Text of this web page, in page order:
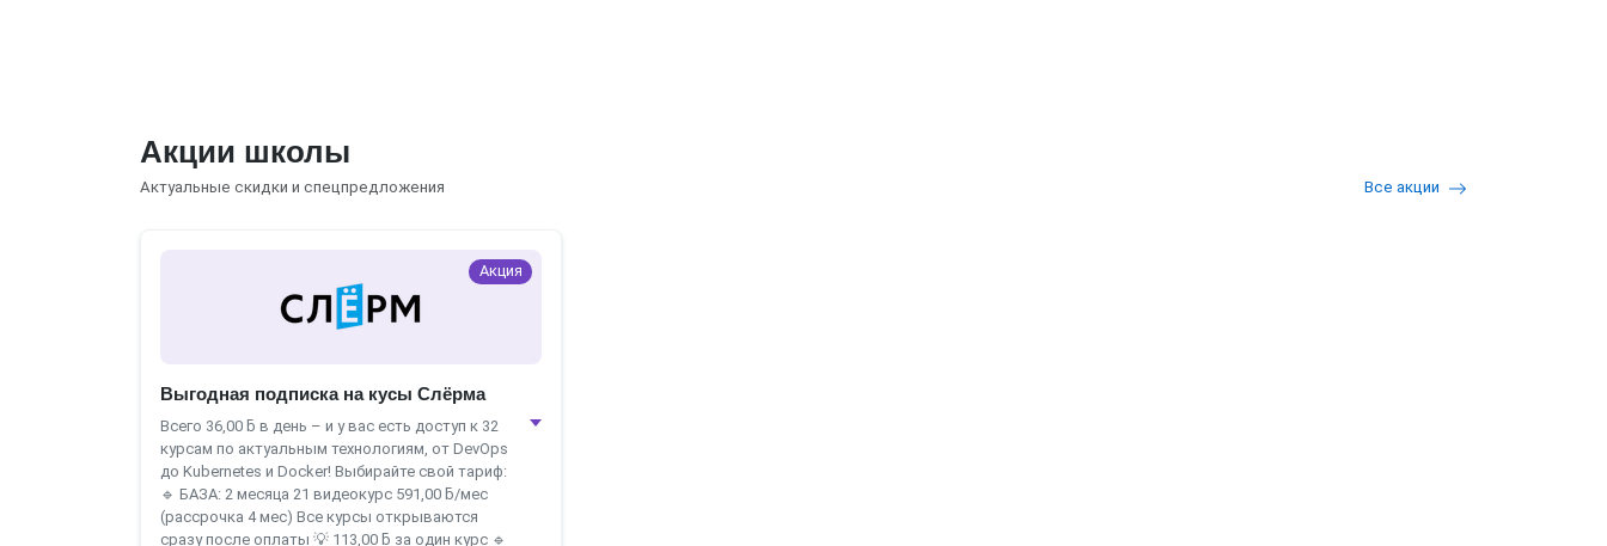
Акции школы
Актуальные скидки и спецпредложения Все акции
Акция
Выгодная подписка на кусы Слёрма
Всего 36,00 ƃ в день – и у вас есть доступ к 32
курсам по актуальным технологиям, от DevOps
до Kubernetes и Docker! Выбирайте свой тариф:
🔹 БАЗА: 2 месяца 21 видеокурс 591,00 ƃ/мес
(рассрочка 4 мес) Все курсы открываются
сразу после оплаты 💡 113,00 ƃ за один курс 🔹